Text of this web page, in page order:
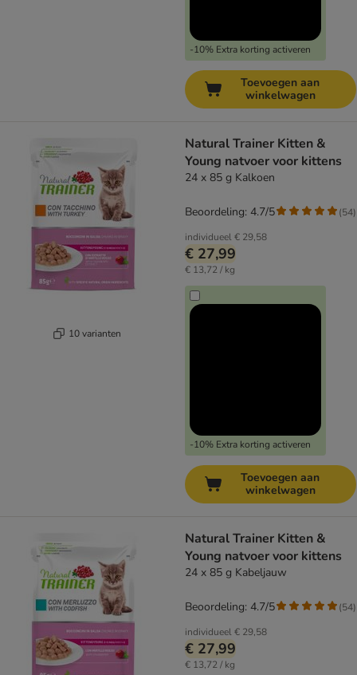
-10% Extra korting activeren
Toevoegen aan
winkelwagen
10 varianten
Natural Trainer Kitten &
Young natvoer voor kittens
24 x 85 g Kalkoen
individueel€ 29,58
€ 27,99
€ 13,72 / kg
-10% Extra korting activeren
Beoordeling: 4.7/5 (54)
Toevoegen aan
winkelwagen
Natural Trainer Kitten &
Young natvoer voor kittens
24 x 85 g Kabeljauw
individueel€ 29,58
€ 27,99
€ 13,72 / kg
Beoordeling: 4.7/5 (54)